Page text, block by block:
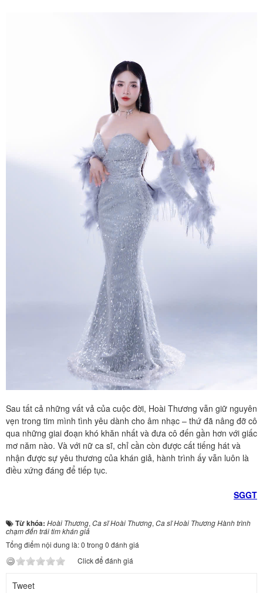
Sau tất cả những vất vả của cuộc đời, Hoài Thương vẫn giữ nguyên
vẹn trong tim mình tình yêu dành cho âm nhạc – thứ đã nâng đỡ cô
qua những giai đoạn khó khăn nhất và đưa cô đến gần hơn với giấc
mơ năm nào. Và với nữ ca sĩ, chỉ cần còn được cất tiếng hát và
nhận được sự yêu thương của khán giả, hành trình ấy vẫn luôn là
điều xứng đáng để tiếp tục.
SGGT
Từ khóa: Hoài Thương, Ca sĩ Hoài Thương, Ca sĩ Hoài Thương Hành trình
chạm đến trái tim khán giả
Tổng điểm nội dung là: 0 trong 0 đánh giá
Click để đánh giá
Tweet